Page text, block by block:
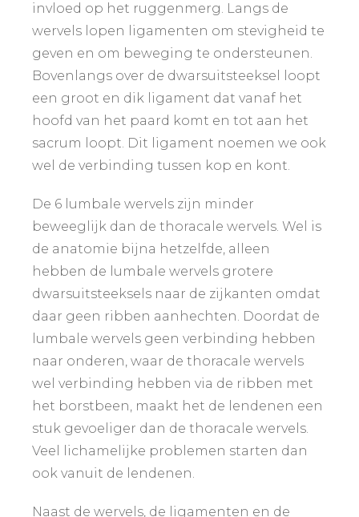
invloed op het ruggenmerg. Langs de
wervels lopen ligamenten om stevigheid te
geven en om beweging te ondersteunen.
Bovenlangs over de dwarsuitsteeksel loopt
een groot en dik ligament dat vanaf het
hoofd van het paard komt en tot aan het
sacrum loopt. Dit ligament noemen we ook
wel de verbinding tussen kop en kont.
De 6 lumbale wervels zijn minder
beweeglijk dan de thoracale wervels. Wel is
de anatomie bijna hetzelfde, alleen
hebben de lumbale wervels grotere
dwarsuitsteeksels naar de zijkanten omdat
daar geen ribben aanhechten. Doordat de
lumbale wervels geen verbinding hebben
naar onderen, waar de thoracale wervels
wel verbinding hebben via de ribben met
het borstbeen, maakt het de lendenen een
stuk gevoeliger dan de thoracale wervels.
Veel lichamelijke problemen starten dan
ook vanuit de lendenen.
Naast de wervels, de ligamenten en de